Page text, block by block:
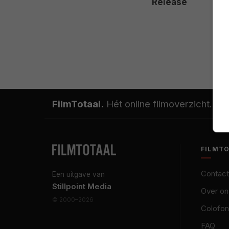
Release
FilmTotaal. Hét online filmoverzicht.
Een uitgave van
Stillpoint Media
© 2000–2026
Contact
Over
Colofon
FAQ